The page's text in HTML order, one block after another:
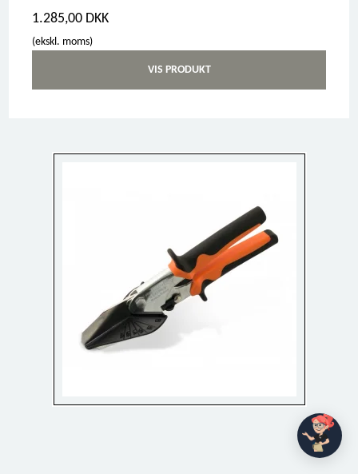
1.285,00 DKK
(ekskl. moms)
VIS PRODUKT